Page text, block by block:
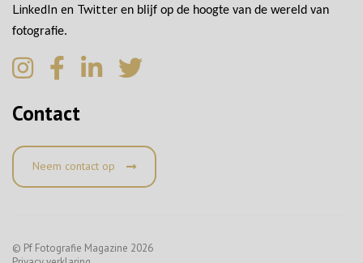
LinkedIn en Twitter en blijf op de hoogte van de wereld van
fotografie.
Contact
Neem contact op
© Pf Fotografie Magazine 2026